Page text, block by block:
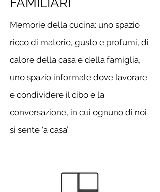
Memorie della cucina: uno spazio
ricco di materie, gusto e profumi, di
calore della casa e della famiglia,
uno spazio informale dove lavorare
e condividere il cibo e la
conversazione, in cui ognuno di noi
si sente ‘a casa’.